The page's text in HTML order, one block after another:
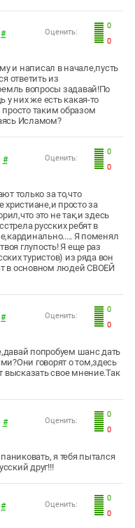
0
0
Оценить:
#
и написал в начале,пусть
ответить из
вопросы задавай!По
у них же есть какая-то
таким образом
Исламом?
0
0
Оценить:
#
только за то,что
просто за
это не так,и здесь
русских ребят в
Я поменял
глупость! Я еще раз
туристов) из ряда вон
в основном людей СВОЕЙ
0
0
Оценить:
#
попробуем шанс дать
говорят о том,здесь
свое мнение.Так
0
0
Оценить:
#
я тебя пытался
друг!!!
0
0
Оценить:
#